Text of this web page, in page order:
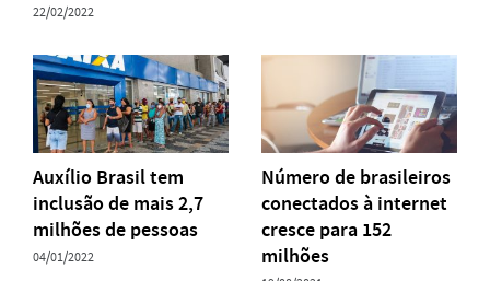
22/02/2022
Auxílio Brasil tem
inclusão de mais 2,7
milhões de pessoas
04/01/2022
Número de brasileiros
conectados à internet
cresce para 152
milhões